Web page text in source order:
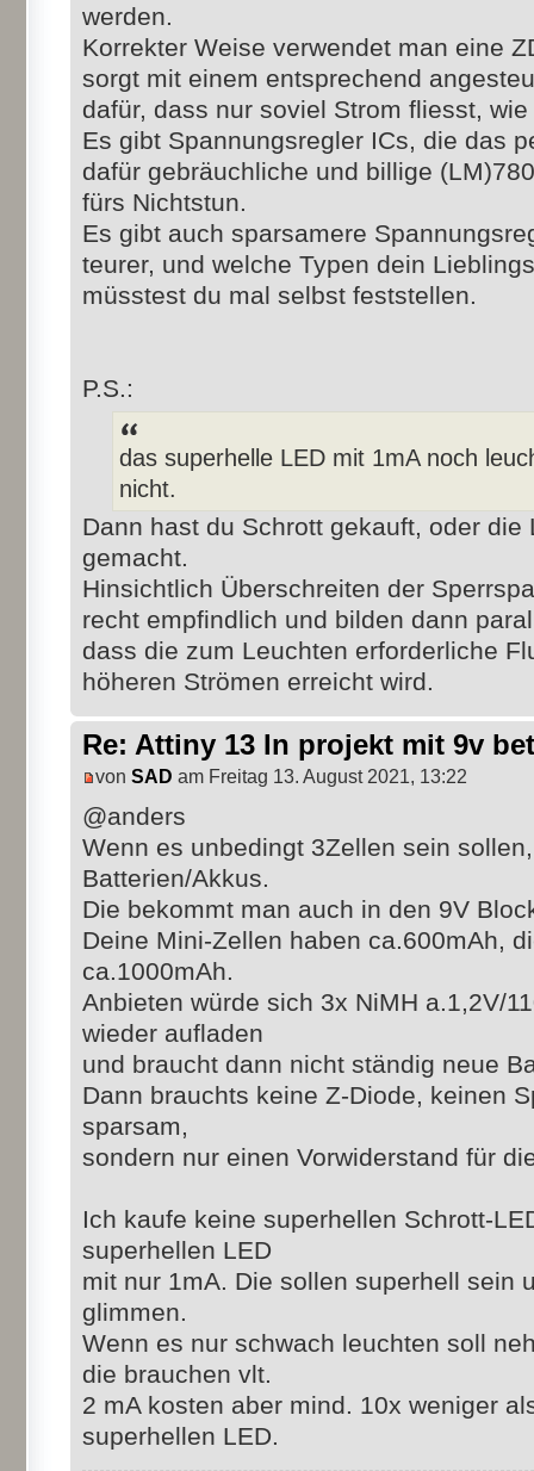
werden.
Korrekter Weise verwendet man eine
sorgt mit einem entsprechend
dafür, dass nur soviel Strom fliesst,
Es gibt Spannungsregler ICs, die das
dafür gebräuchliche und billige
fürs Nichtstun.
Es gibt auch sparsamere
teurer, und welche Typen dein
müsstest du mal selbst feststellen.
P.S.:
das superhelle LED mit 1mA noch
nicht.
Dann hast du Schrott gekauft, oder die
gemacht.
Hinsichtlich Überschreiten der
recht empfindlich und bilden dann
dass die zum Leuchten erforderliche
höheren Strömen erreicht wird.
Re: Attiny 13 In projekt mit 9v
von SAD am Freitag 13. August 2021, 13:22
@anders
Wenn es unbedingt 3Zellen sein
Batterien/Akkus.
Die bekommt man auch in den 9V
Deine Mini-Zellen haben ca.600mAh,
ca.1000mAh.
Anbieten würde sich 3x NiMH a.1,2V/
wieder aufladen
und braucht dann nicht ständig neue
Dann brauchts keine Z-Diode, keinen
sparsam,
sondern nur einen Vorwiderstand für
Ich kaufe keine superhellen Schrott-
superhellen LED
mit nur 1mA. Die sollen superhell sein
glimmen.
Wenn es nur schwach leuchten soll
die brauchen vlt.
2 mA kosten aber mind. 10x weniger
superhellen LED.